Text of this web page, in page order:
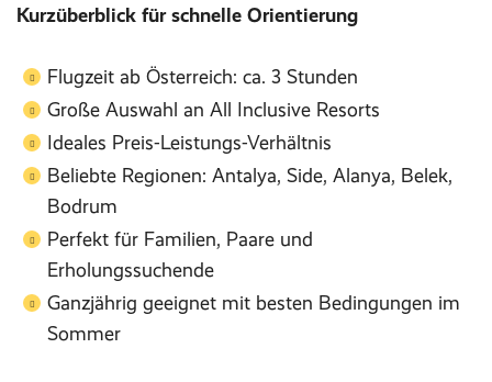
Kurzüberblick für schnelle Orientierung
Flugzeit ab Österreich: ca. 3 Stunden
Große Auswahl an All Inclusive Resorts
Ideales Preis-Leistungs-Verhältnis
Beliebte Regionen: Antalya, Side, Alanya, Belek,
Bodrum
Perfekt für Familien, Paare und
Erholungssuchende
Ganzjährig geeignet mit besten Bedingungen im
Sommer